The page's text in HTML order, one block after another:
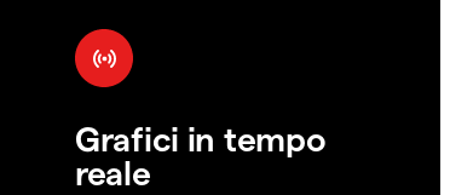
Grafici in tempo
reale